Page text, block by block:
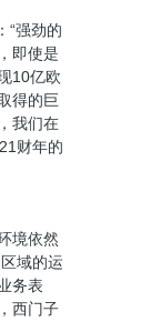
“强劲的
即使是
10亿欧
得的巨
我们在
财年的
境依然
域的运
务表
西门子